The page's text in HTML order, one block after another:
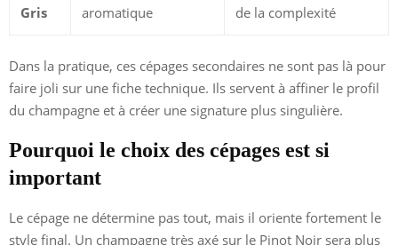
Gris
aromatique
de la complexité
Dans la pratique, ces cépages secondaires ne sont pas là pour
faire joli sur une fiche technique. Ils servent à affiner le profil
du champagne et à créer une signature plus singulière.
Pourquoi le choix des cépages est si
important
Le cépage ne détermine pas tout, mais il oriente fortement le
style final. Un champagne très axé sur le Pinot Noir sera plus